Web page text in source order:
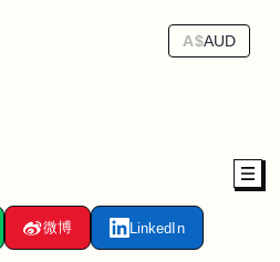
A$AUD
微博 LinkedIn